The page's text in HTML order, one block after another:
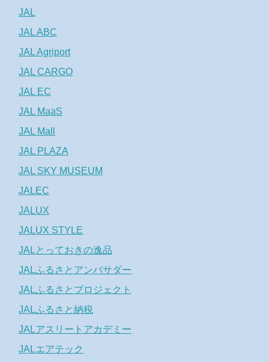
JAL
JAL ABC
JAL Agriport
JAL CARGO
JAL EC
JAL MaaS
JAL Mall
JAL PLAZA
JAL SKY MUSEUM
JALEC
JALUX
JALUX STYLE
JALとっておきの逸品
JALふるさとアンバサダー
JALふるさとプロジェクト
JALふるさと納税
JALアスリートアカデミー
JALエアテック